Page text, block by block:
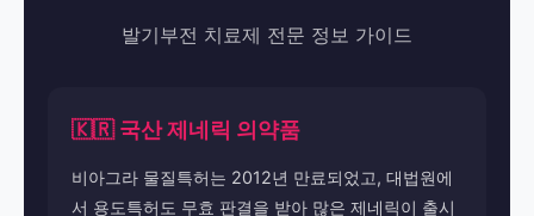
발기부전 치료제 전문 정보 가이드
🇰🇷 국산 제네릭 의약품
비아그라 물질특허는 2012년 만료되었고, 대법원에
서 용도특허도 무효 판결을 받아 많은 제네릭이 출시